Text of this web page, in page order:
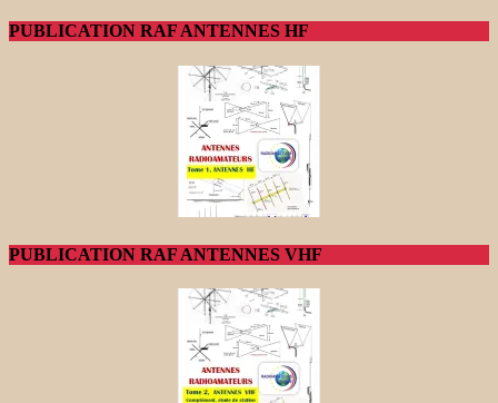
PUBLICATION RAF ANTENNES HF
PUBLICATION RAF ANTENNES VHF